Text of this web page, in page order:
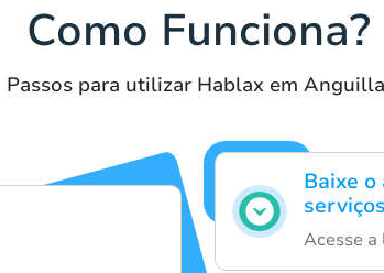
Como Funciona?
Passos para utilizar Hablax em
Baixe
serviços
Acesse